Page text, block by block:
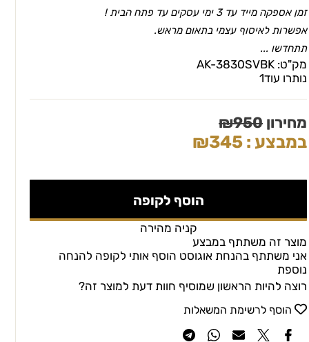
זמן אספקה מייד עד 3 ימי עסקים עד פתח הבית !
אפשרות לאיסוף עצמי בתאום מראש.
תתחדשו ...
מק"ט: AK-3830SVBK
נותרו עוד1
מחירון ₪950
במבצע : ₪345
הוסף לקופה
קניה מהירה
מוצר זה משתתף במבצע
אני משתתף בהנחת אוגוסט הוסף אותי לקופה להנחה
נוספת
רוצה להיות הראשון שמוסיף חוות דעת למוצר זה?
הוסף לרשימת המשאלות